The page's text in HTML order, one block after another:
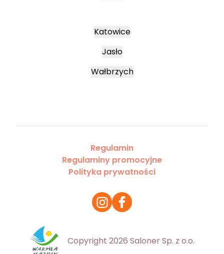
Katowice
Jasło
Wałbrzych
Regulamin
Regulaminy promocyjne
Polityka prywatności
Copyright 2026 Saloner Sp. z o.o.